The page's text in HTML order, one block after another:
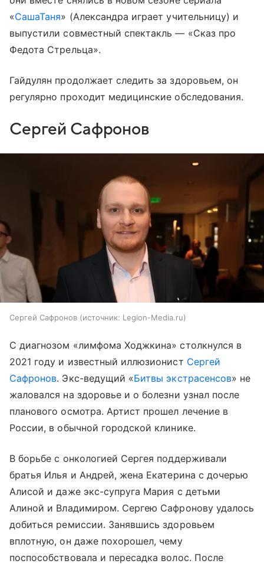
«СашаТаня» (Александра играет учительницу) и
выпустили совместный спектакль — «Сказ про
Федота Стрельца».
Гайдулян продолжает следить за здоровьем, он
регулярно проходит медицинские обследования.
Сергей Сафронов
Сергей Сафронов источник: Legion-Media.ru
С диагнозом «лимфома Ходжкина» столкнулся в
2021 году и известный иллюзионист Сергей
Сафронов. Экс-ведущий «Битвы экстрасенсов» не
жаловался на здоровье и о болезни узнал после
планового осмотра. Артист прошел лечение в
России, в обычной городской клинике.
В борьбе с онкологией Сергея поддерживали
братья Илья и Андрей, жена Екатерина с дочерью
Алисой и даже экс-супруга Мария с детьми
Алиной и Владимиром. Сергею Сафронову удалось
добиться ремиссии. Занявшись здоровьем
вплотную, он даже похорошел, чему
поспособствовала и пересадка волос. После